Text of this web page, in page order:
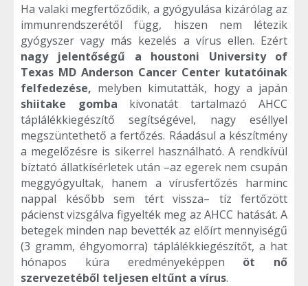
Ha valaki megfertőződik, a gyógyulása kizárólag az
immunrendszerétől függ, hiszen nem létezik
gyógyszer vagy más kezelés a vírus ellen. Ezért
nagy jelentőségű a
houstoni University of
Texas MD Anderson Cancer Center kutatóinak
felfedezése, melyben kimutatták, hogy a japán
shiitake gomba kivonatát tartalmazó AHCC
táplálékkiegészítő segítségével, nagy eséllyel
megszüntethető a fertőzés. Ráadásul a készítmény
a megelőzésre is sikerrel használható. A rendkívül
bíztató állatkísérletek után –az egerek nem csupán
meggyógyultak, hanem a vírusfertőzés harminc
nappal később sem tért vissza– tíz fertőzött
pácienst vizsgálva figyelték meg az AHCC hatását. A
betegek minden nap bevették az előírt mennyiségű
(3 gramm, éhgyomorra) táplálékkiegészítőt, a hat
hónapos kúra eredményeképpen öt nő
szervezetéből teljesen eltűnt a vírus.